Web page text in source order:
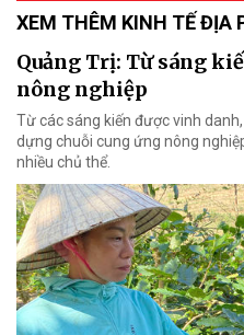
XEM THÊM KINH TẾ ĐỊA
Quảng Trị: Từ sáng
nông nghiệp
Từ các sáng kiến được vinh
dựng chuỗi cung ứng nông
nhiều chủ thể.